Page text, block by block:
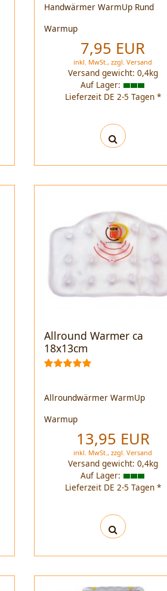
Handwärmer WarmUp Rund
Warmup
7,95 EUR
inkl. MwSt., zzgl.Versand
Versand gewicht: 0,4kg
Auf Lager:
Lieferzeit DE 2-5 Tagen *
Allround Warmer ca
18x13cm
Allroundwärmer WarmUp
Warmup
13,95 EUR
inkl. MwSt., zzgl.Versand
Versand gewicht: 0,4kg
Auf Lager:
Lieferzeit DE 2-5 Tagen *